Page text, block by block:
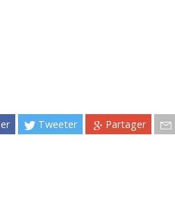
Tweeter Partager